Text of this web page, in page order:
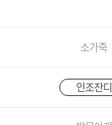
소가죽
인조잔디